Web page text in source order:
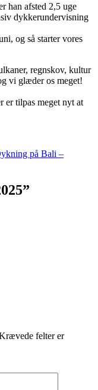
han afsted 2,5 uge
dykkerundervisning
og så starter vores
regnskov, kultur
vi glæder os meget!
er tilpas meget nyt at
på Bali –
felter er